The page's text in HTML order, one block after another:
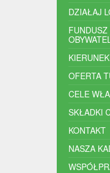
DZIAŁAJ
OFERTA
CELE
SKŁADKI
KONTAKT
NASZA